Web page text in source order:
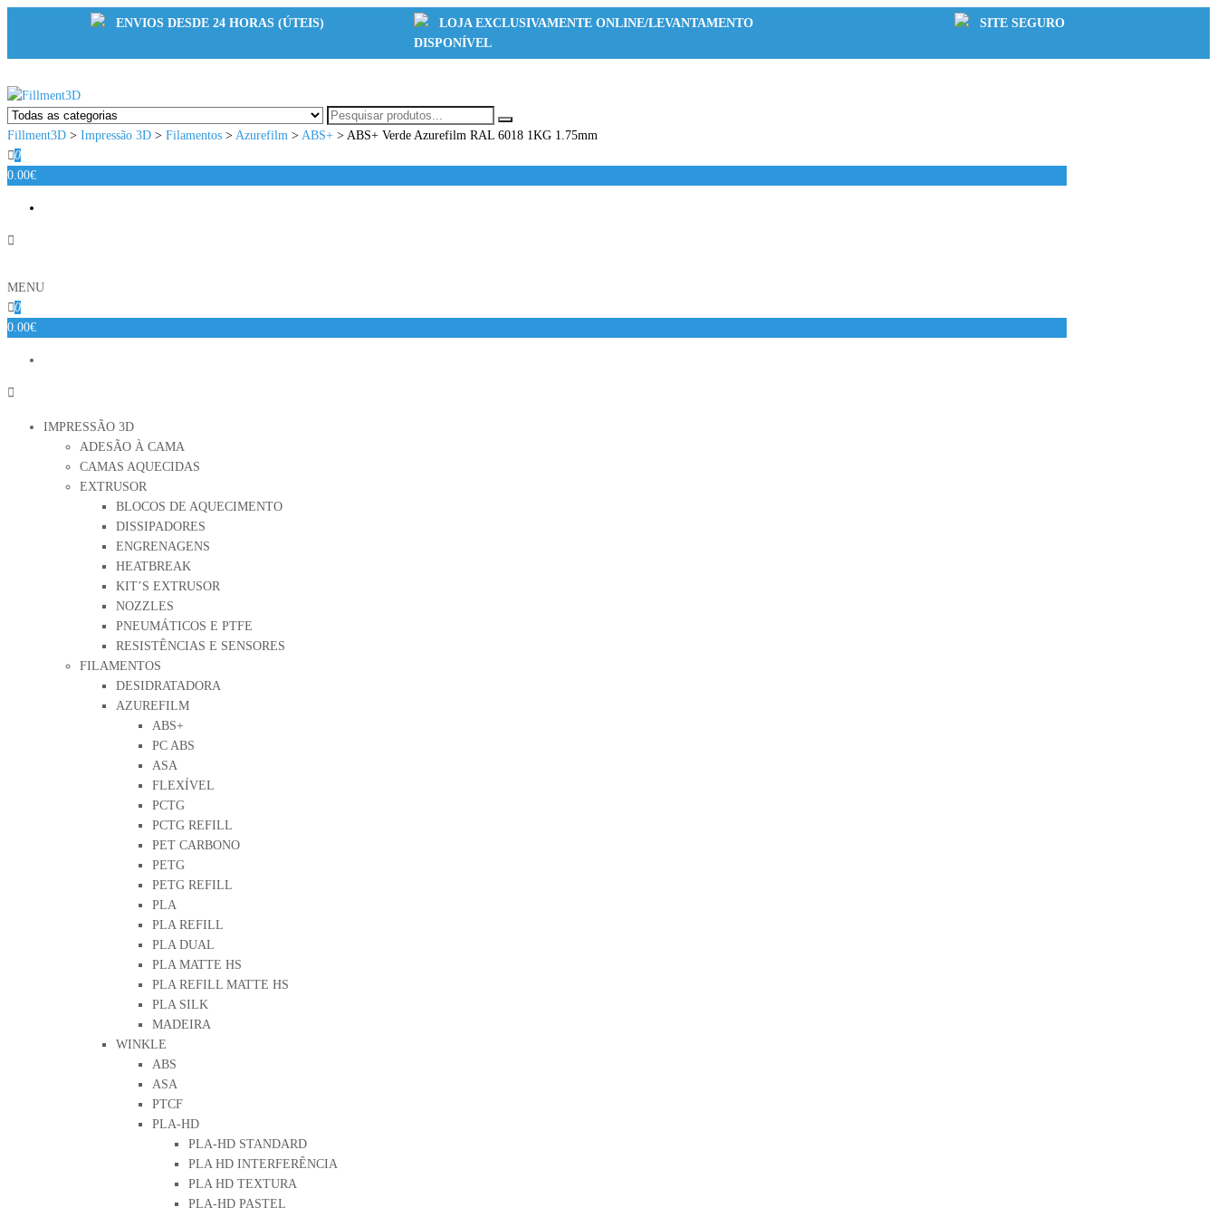
ENVIOS DESDE 24 HORAS (ÚTEIS)
LOJA EXCLUSIVAMENTE ONLINE/LEVANTAMENTO
DISPONÍVEL
SITE SEGURO
Fillment3D
Componentes e Serviço de Impressão 3D
Fillment3D > Impressão 3D > Filamentos > Azurefilm > ABS+ > ABS+ Verde Azurefilm RAL 6018 1KG 1.75mm
0
0.00€
MENU
0
0.00€
IMPRESSÃO 3D
ADESÃO À CAMA
CAMAS AQUECIDAS
EXTRUSOR
BLOCOS DE AQUECIMENTO
DISSIPADORES
ENGRENAGENS
HEATBREAK
KIT’S EXTRUSOR
NOZZLES
PNEUMÁTICOS E PTFE
RESISTÊNCIAS E SENSORES
FILAMENTOS
DESIDRATADORA
AZUREFILM
ABS+
PC ABS
ASA
FLEXÍVEL
PCTG
PCTG REFILL
PET CARBONO
PETG
PETG REFILL
PLA
PLA REFILL
PLA DUAL
PLA MATTE HS
PLA REFILL MATTE HS
PLA SILK
MADEIRA
WINKLE
ABS
ASA
PTCF
PLA-HD
PLA-HD STANDARD
PLA HD INTERFERÊNCIA
PLA HD TEXTURA
PLA-HD PASTEL